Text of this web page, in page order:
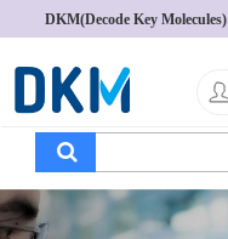
DKM(Decode Key Molecules)